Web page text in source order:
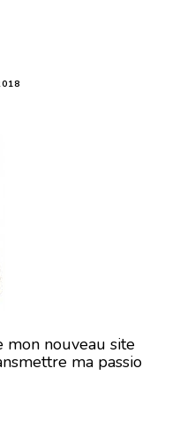
mon nouveau site
ma passio